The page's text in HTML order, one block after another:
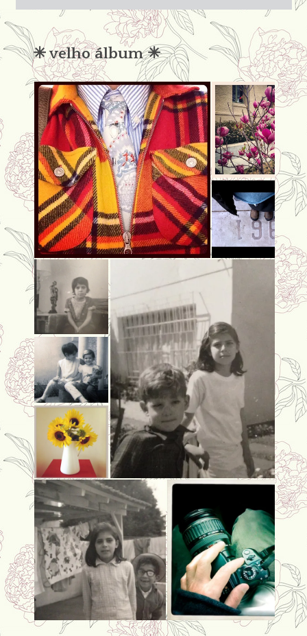
condena
✳︎ velho álbum ✳︎